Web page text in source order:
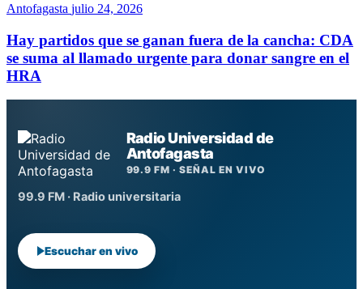
Antofagasta julio 24, 2026
Hay partidos que se ganan fuera de la cancha: CDA
se suma al llamado urgente para donar sangre en el
HRA
Radio Universidad de
Antofagasta
99.9 FM · SEÑAL EN VIVO
99.9 FM · Radio universitaria
Escuchar en vivo